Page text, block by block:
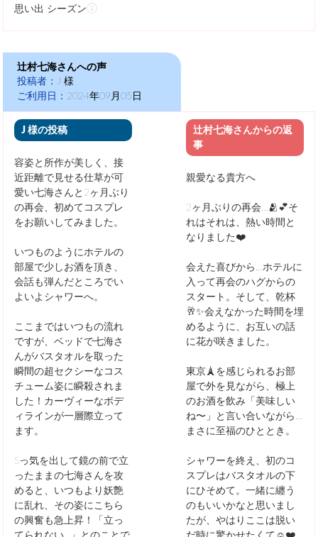
思い出 シーズン②
辻村七海さんへの声
投稿者：
J 様
ご利用日： 2024年09月05日
J 様の投稿
容姿と所作が美しく、接
近距離で見せる仕草が可
愛い七海さんと2ヶ月ぶり
の再会、初めてコスプレ
をお願いしてみました。
いつものようにホテルの
部屋で少しお酒を頂き、
会話も弾んだところでい
よいよシャワーへ。
ここまではいつもの流れ
ですが、ベッドで七海さ
んがバスタオルを取った
瞬間の超セクシーなコス
チューム姿に瞬殺されま
した！カーヴィーなボデ
ィラインが一層際立って
ます。
Sっ気を出して鏡の前で立
ったままの七海さんを攻
めると、いつもより妖艶
に乱れ、その姿にこちら
の興奮も急上昇！「立っ
辻村七海さんからの返
事
親愛なる貴方へ
2ヶ月ぶりの再会…🫂💕そ
れはそれは、熱い時間と
なりました❤️
会えた喜びから…ホテルに
入って再会のハグからの
スタート。そして、乾杯
🥂✨会えなかった時間を埋
めるように、お互いの話
に花が咲きました。
東京🗼を感じられるお部
屋で外を見ながら、極上
のお酒を飲み「美味しい
ね〜」と言い合いながら…
まさに至福のひととき。
シャワーを終え、初のコ
スプレはバスタオルの下
にひそめて。一緒に纏う
のもいいかなと思いまし
たが、やはりここは脱い